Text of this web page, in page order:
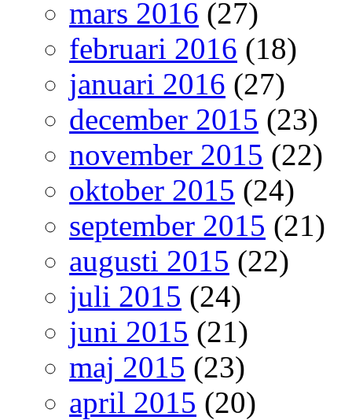
mars 2016 (27)
februari 2016 (18)
januari 2016 (27)
december 2015 (23)
november 2015 (22)
oktober 2015 (24)
september 2015 (21)
augusti 2015 (22)
juli 2015 (24)
juni 2015 (21)
maj 2015 (23)
april 2015 (20)